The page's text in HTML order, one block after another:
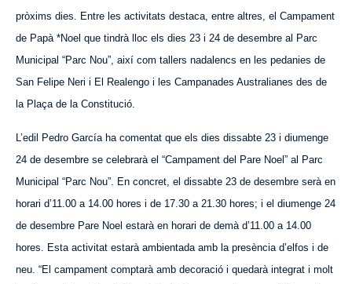
pròxims dies. Entre les activitats destaca, entre altres, el Campament
de Papà *Noel que tindrà lloc els dies 23 i 24 de desembre al Parc
Municipal “Parc Nou”, així com tallers nadalencs en les pedanies de
San Felipe Neri i El Realengo i les Campanades Australianes des de
la Plaça de la Constitució.
L’edil Pedro García ha comentat que els dies dissabte 23 i diumenge
24 de desembre se celebrarà el “Campament de l Pare Noel” al Parc
Municipal “Parc Nou”. En concret, el dissabte 23 de desembre serà en
horari d’11.00 a 14.00 hores i de 17.30 a 21.30 hores; i el diumenge 24
de desembre Pare Noel estarà en horari de demà d’11.00 a 14.00
hores. Esta activitat estarà ambientada amb la presència d’elfos i de
neu. “El campament comptarà amb decoració i quedarà integrat i molt